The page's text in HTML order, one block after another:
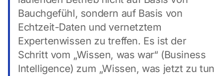
Bauchgefühl, sondern auf Basis von
Echtzeit-Daten und vernetztem
Expertenwissen zu treffen. Es ist der
Schritt vom „Wissen, was war“ (Business
Intelligence) zum „Wissen, was jetzt zu tun